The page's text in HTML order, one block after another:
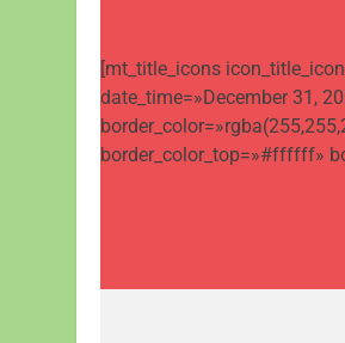
[mt_title_icons
date_time=»December 31,
border_color_top=»#ffffff»